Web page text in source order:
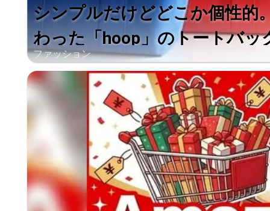
シンプルだけどどこか個性的
わった「hoop」のトートバッ
ファッション